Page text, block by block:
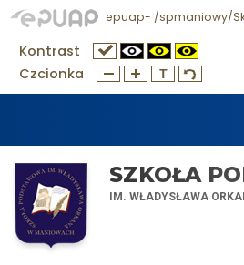
epuap- /spmaniowy/
Kontrast
Czcionka
SZKOŁA
IM. WŁADYSŁAWA